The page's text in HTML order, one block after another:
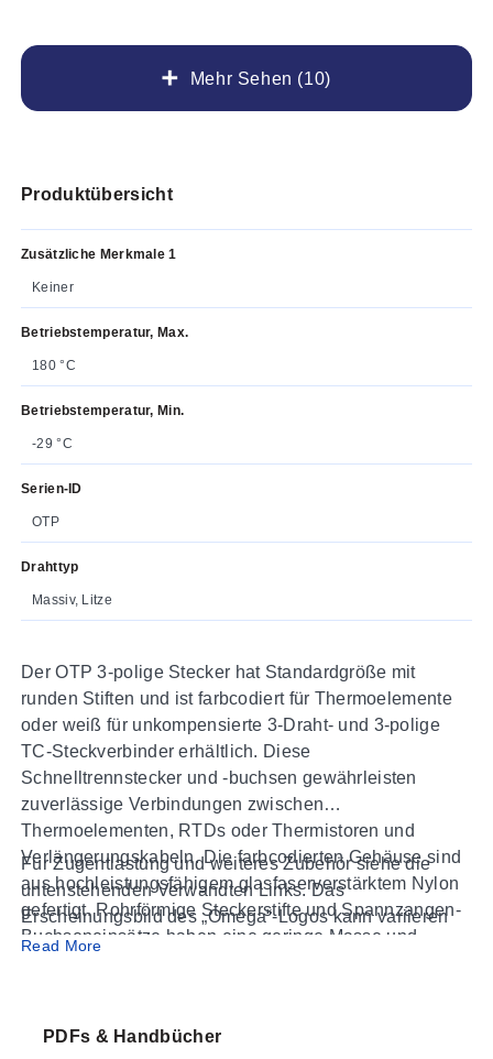
Mehr Sehen (10)
Produktübersicht
Zusätzliche Merkmale 1
Keiner
Betriebstemperatur, Max.
180 °C
Betriebstemperatur, Min.
-29 °C
Serien-ID
OTP
Drahttyp
Massiv, Litze
Der OTP 3-polige Stecker hat Standardgröße mit
runden Stiften und ist farbcodiert für Thermoelemente
oder weiß für unkompensierte 3-Draht- und 3-polige
TC-Steckverbinder erhältlich. Diese
Schnelltrennstecker und -buchsen gewährleisten
zuverlässige Verbindungen zwischen
Thermoelementen, RTDs oder Thermistoren und
Verlängerungskabeln. Die farbcodierten Gehäuse sind
aus hochleistungsfähigem glasfaserverstärktem Nylon
gefertigt. Rohrförmige Steckerstifte und Spannzangen-
Buchseneinsätze haben eine geringe Masse und
eine Standardfunktion bei allen OMEGA-
Für Zugentlastung und weiteres Zubehör siehe die
untenstehenden Verwandten Links. Das
Erscheinungsbild des „Omega“-Logos kann variieren
(es kann auf den Stecker geprägt oder in ihn
Read More
PDFs & Handbücher